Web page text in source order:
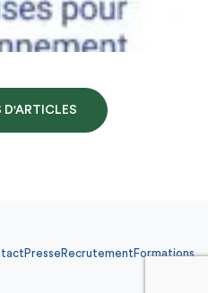
D'ARTICLES
Presse Recrutement Formations